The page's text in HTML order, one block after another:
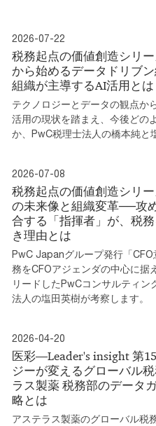
2026-07-22
税務起点の価値創造シリ
から始めるデータドリブ
組織が主導するAI活用とは
テクノロジーとデータの観点か
活用の現状を踏まえ、今後どの
か、PwC税理士法人の橋本純と
2026-07-08
税務起点の価値創造シリ
の未来像と組織変革──攻
合する「指揮者」が、税
き理由とは
PwC Japanグループ発行「
務をCFOアジェンダの中心に据
リードしたPwCコンサルティ
法人の塩田英樹が考察します。
2026-04-20
医彩―Leader's insight 第
ジーが変えるグローバル
ラス製薬 税務部のデータ
略とは
アステラス製薬のグローバル税